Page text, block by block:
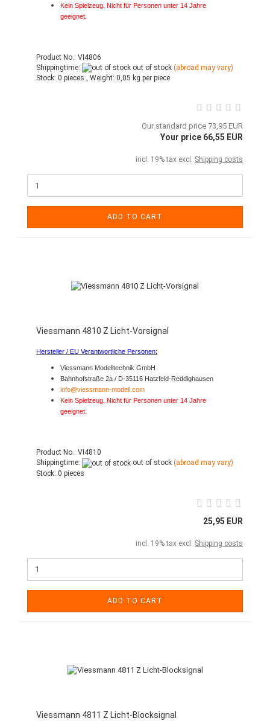
Kein Spielzeug. Nicht für Personen unter 14 Jahre
geeignet.
Product No.: VI4806
Shippingtime:
out of stock (abroad may vary)
Stock: 0 pieces , Weight: 0,05 kg per piece
Our standard price 73,95 EUR
Your price 66,55 EUR
incl. 19% tax excl. Shipping costs
ADD TO CART
Viessmann 4810 Z Licht-Vorsignal
Hersteller / EU Verantwortliche Personen:
Viessmann Modelltechnik GmbH
Bahnhofstraße 2a / D-35116 Hatzfeld-Reddighausen
info@viessmann-modell.com
Kein Spielzeug. Nicht für Personen unter 14 Jahre
geeignet.
Product No.: VI4810
Shippingtime:
out of stock (abroad may vary)
Stock: 0 pieces
25,95 EUR
incl. 19% tax excl. Shipping costs
ADD TO CART
Viessmann 4811 Z Licht-Blocksignal